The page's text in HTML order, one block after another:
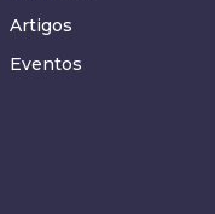
Artigos
Eventos